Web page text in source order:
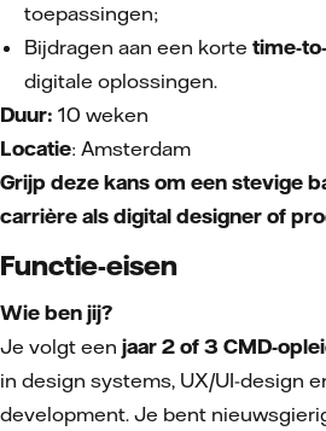
toepassingen;
Bijdragen aan een korte time-
digitale oplossingen.
Duur: 10 weken
Locatie: Amsterdam
Grijp deze kans om een stevige
carrière als digital designer of
Functie-eisen
Wie ben jij?
Je volgt een jaar 2 of 3 CMD-
in design systems, UX/UI-design
development. Je bent